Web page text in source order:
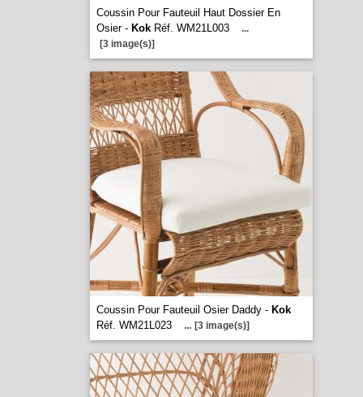
Coussin Pour Fauteuil Haut Dossier En
Osier - KokRéf. WM21L003
...
[3 image(s)]
Coussin Pour Fauteuil Osier Daddy - Kok
Réf. WM21L023
... [3 image(s)]